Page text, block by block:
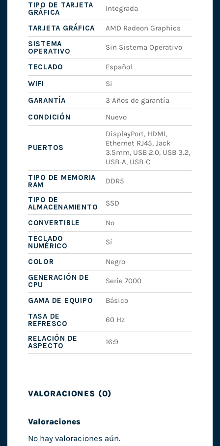
TIPO DE TARJETA
GRÁFICA
Integrada
TARJETA GRÁFICA
AMD Radeon Graphics
SISTEMA
OPERATIVO
Sin Sistema Operativo
TECLADO
Español
WIFI
Si
GARANTÍA
3 Años de garantía
CONDICIÓN
Nuevo
PUERTOS
DisplayPort, HDMI,
Ethernet RJ45, Jack
3.5mm, USB 2.0, USB 3.2,
USB-A, USB-C
TIPO DE MEMORIA
RAM
DDR5
TIPO DE
ALMACENAMIENTO
SSD
CONVERTIBLE
No
TECLADO
NUMÉRICO
Sí
COLOR
Negro
GENERACIÓN DE
CPU
Serie 7000
GAMA DE EQUIPO
Básico
TASA DE
REFRESCO
60 Hz
RELACIÓN DE
ASPECTO
16:9
VALORACIONES (0)
Valoraciones
No hay valoraciones aún.